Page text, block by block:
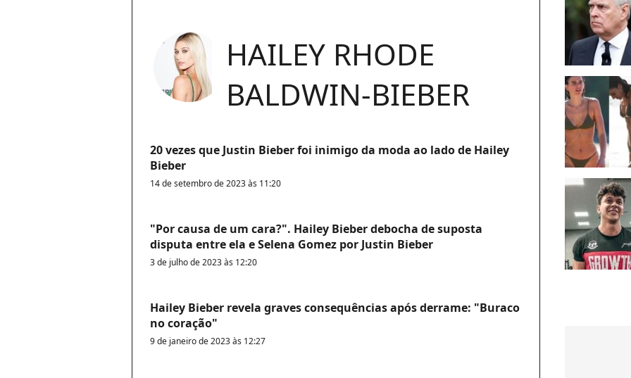
HAILEY RHODE
BALDWIN-BIEBER
20 vezes que Justin Bieber foi inimigo da moda ao lado de Hailey
Bieber
14 de setembro de 2023 às 11:20
"Por causa de um cara?". Hailey Bieber debocha de suposta
disputa entre ela e Selena Gomez por Justin Bieber
3 de julho de 2023 às 12:20
Hailey Bieber revela graves consequências após derrame: "Buraco
no coração"
9 de janeiro de 2023 às 12:27